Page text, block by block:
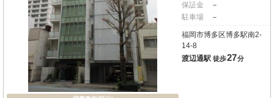
保証金
－
駐車場
－
福岡市博多区博多駅南2-
14-8
渡辺通駅 徒歩27分